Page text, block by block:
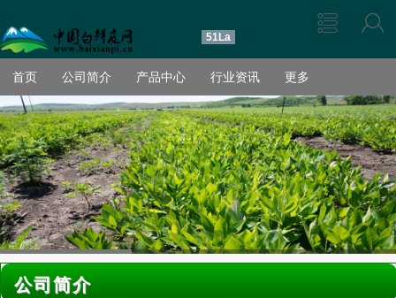
51La
首页 公司简介 产品中心 行业资讯 更多
公司简介